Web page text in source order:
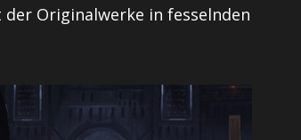
Originalwerke in fesselnden